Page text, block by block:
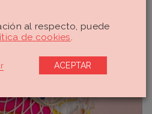
al respecto, puede
de cookies
ACEPTAR